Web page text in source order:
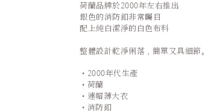
荷蘭品牌於2000年左右推出
銀色的消防釦非常矚目
配上純白潔淨的白色布料
整體設計乾淨俐落，簡單又具細節。
•2000年代生產
•荷蘭
•連帽薄大衣
•消防釦